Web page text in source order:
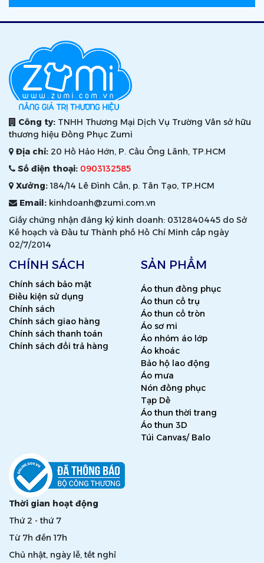
Công ty: TNHH Thương Mại Dịch Vụ Trường Vân sở hữu
thương hiệu Đồng Phục Zumi
Địa chỉ: 20 Hồ Hảo Hớn, P. Cầu Ông Lãnh, TP.HCM
Số điện thoại: 0903132585
Xưởng:184/14 Lê Đình Cẩn, p. Tân Tạo, TP.HCM
Email: kinhdoanh@zumi.com.vn
Giấy chứng nhận đăng ký kinh doanh: 0312840445 do Sở
Kế hoạch và Đầu tư Thành phố Hồ Chí Minh cấp ngày
02/7/2014
CHÍNH SÁCH
Chính sách bảo mật
Điều kiện sử dụng
Chính sách
Chính sách giao hàng
Chính sách thanh toán
Chính sách đổi trả hàng
SẢN PHẨM
Áo thun đồng phục
Áo thun cổ trụ
Áo thun cổ tròn
Áo sơ mi
Áo nhóm áo lớp
Áo khoác
Bảo hộ lao động
Áo mưa
Nón đồng phục
Tạp Dề
Áo thun thời trang
Áo thun 3D
Túi Canvas/ Balo
Thời gian hoạt động
Thứ 2 - thứ 7
Từ 7h đến 17h
Chủ nhật, ngày lễ, tết nghỉ